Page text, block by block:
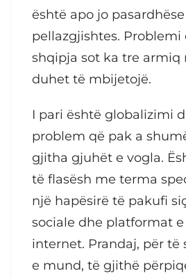
është apo jo
pellazgjishtes. Problemi
shqipja sot ka tre armiq
duhet të mbijetojë.
I pari është globalizimi
problem që pak a
gjitha gjuhët e vogla.
të flasësh me terma
një hapësirë të pakufi
sociale dhe platformat
internet. Prandaj, për të
e mund, të gjithë